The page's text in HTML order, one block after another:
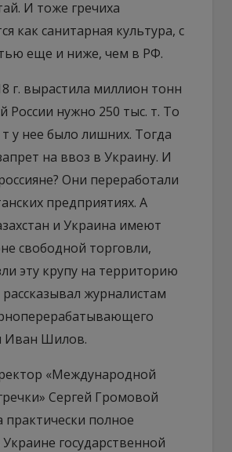
И тоже гречиха
как санитарная культура, с
еще и ниже, чем в РФ.
г. вырастила миллион тонн
России нужно 250 тыс. т. То
т у нее было лишних. Тогда
на ввоз в Украину. И
Они переработали
предприятиях. А
и Украина имеют
свободной торговли,
эту крупу на территорию
журналистам
Иван Шилов.
«Международной
Сергей Громовой
практически полное
Украине государственной